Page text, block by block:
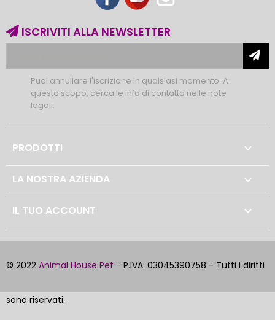
ISCRIVITI ALLA NEWSLETTER
Puoi annullare l'iscrizione in qualsiasi momento. A
questo scopo, cerca le info di contatto nelle note
legali.
PRODOTTI 
LA NOSTRA AZIENDA 
IL TUO ACCOUNT 
© 2022 Animal House Pet - P.IVA: 03045390758 - Tutti i diritti
sono riservati.